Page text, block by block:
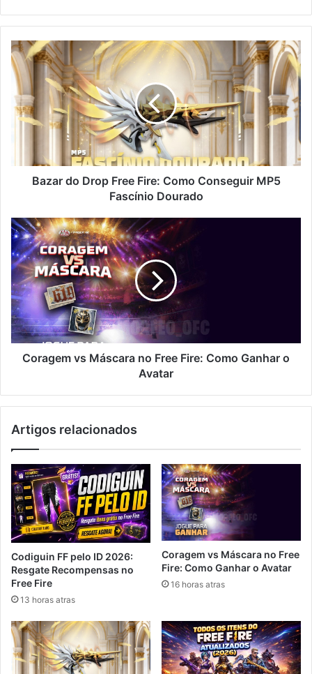
Bazar
do
Drop
Free
Fire:
Como
Fascínio
DouradoBazar do Drop Free Fire: Como Conseguir MP5
Fascínio Dourado
Coragem
vs
Máscara
no
Free
Fire:
Como
Ganhar
o
Avatar
Coragem vs Máscara no Free Fire: Como Ganhar o
Avatar
Artigos relacionados
Codiguin FF pelo ID 2026:
Resgate Recompensas no
Free Fire
13 horas atras
Coragem vs Máscara no Free
Fire: Como Ganhar o Avatar
16 horas atras